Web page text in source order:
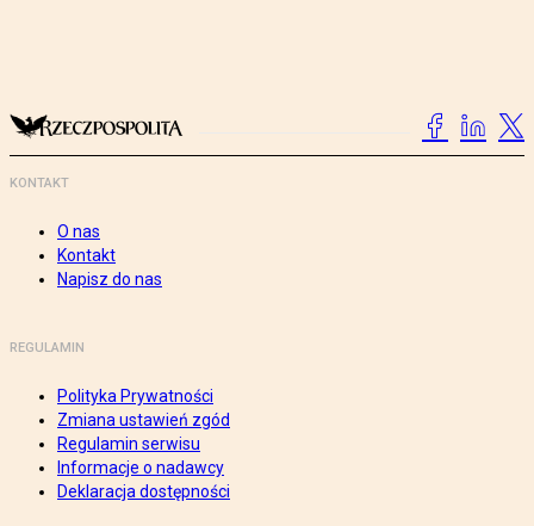
KONTAKT
O nas
Kontakt
Napisz do nas
REGULAMIN
Polityka Prywatności
Zmiana ustawień zgód
Regulamin serwisu
Informacje o nadawcy
Deklaracja dostępności